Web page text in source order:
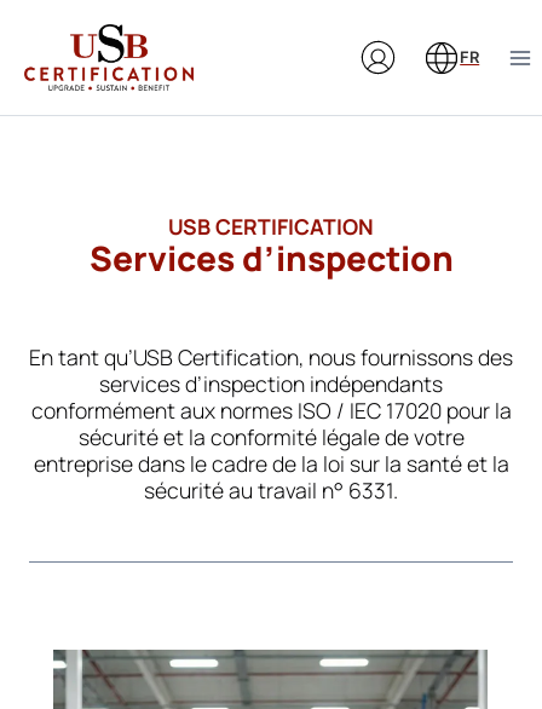
contenu
FR
Services d’inspection
USB CERTIFICATION
En tant qu’USB Certification, nous fournissons des
services d’inspection indépendants
conformément aux normes ISO / IEC 17020 pour la
sécurité et la conformité légale de votre
entreprise dans le cadre de la loi sur la santé et la
sécurité au travail n° 6331.